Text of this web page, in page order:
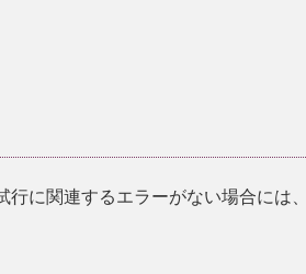
に関連するエラーがない場合には、